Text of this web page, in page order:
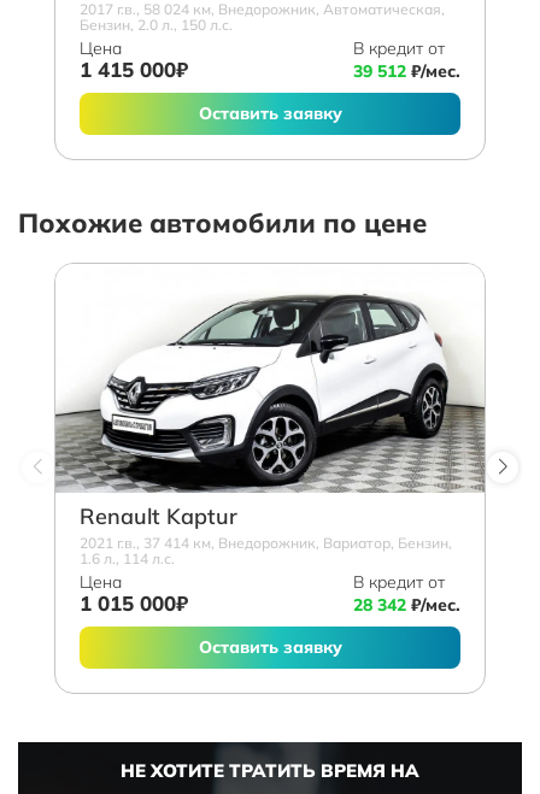
2017 г.в., 58 024 км, Внедорожник, Автоматическая,
Бензин, 2.0 л., 150 л.с.
Цена
1 415 000₽
В кредит от
39 512 ₽/мес.
Оставить заявку
Похожие автомобили по цене
Renault Kaptur
2021 г.в., 37 414 км, Внедорожник, Вариатор, Бензин,
1.6 л., 114 л.с.
Цена
1 015 000₽
В кредит от
28 342 ₽/мес.
Оставить заявку
НЕ ХОТИТЕ ТРАТИТЬ ВРЕМЯ НА